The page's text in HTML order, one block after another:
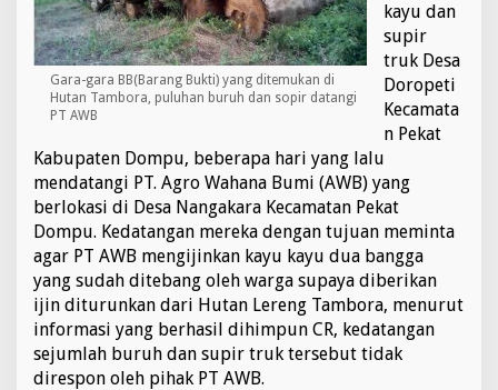
i
d
a
t
a
i
S
o
p
i
r
a
n
u
Gara-gara BB(Barang Bukti) yang ditemukan di
Hutan Tambora, puluhan buruh dan sopir datangi
PT AWB
kayu dan
supir
truk Desa
Doropeti
Kecamata
n Pekat
Kabupaten Dompu, beberapa hari yang lalu
mendatangi PT. Agro Wahana Bumi (AWB) yang
berlokasi di Desa Nangakara Kecamatan Pekat
Dompu. Kedatangan mereka dengan tujuan meminta
agar PT AWB mengijinkan kayu kayu dua bangga
yang sudah ditebang oleh warga supaya diberikan
ijin diturunkan dari Hutan Lereng Tambora, menurut
informasi yang berhasil dihimpun CR, kedatangan
sejumlah buruh dan supir truk tersebut tidak
direspon oleh pihak PT AWB.